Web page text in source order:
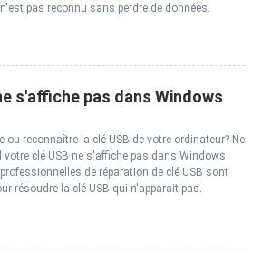
pas reconnu sans perdre de données.
s'affiche pas dans Windows
ou reconnaître la clé USB de votre ordinateur? Ne
clé USB ne s'affiche pas dans Windows
de réparation de clé USB sont
résoudre la clé USB qui n'apparait pas.